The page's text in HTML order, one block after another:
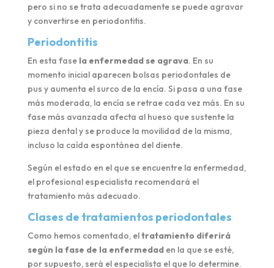
pero si no se trata adecuadamente se puede agravar
y convertirse en periodontitis.
Periodontitis
En esta fase la enfermedad se agrava. En su
momento inicial aparecen bolsas periodontales de
pus y aumenta el surco de la encía. Si pasa a una fase
más moderada, la encía se retrae cada vez más. En su
fase más avanzada afecta al hueso que sustente la
pieza dental y se produce la movilidad de la misma,
incluso la caída espontánea del diente.
Según el estado en el que se encuentre la enfermedad,
el profesional especialista recomendará el
tratamiento más adecuado.
Clases de tratamientos periodontales
Como hemos comentado, eltratamiento diferirá
según la fase de la enfermedaden la que se esté,
por supuesto, será el especialista el que lo determine.